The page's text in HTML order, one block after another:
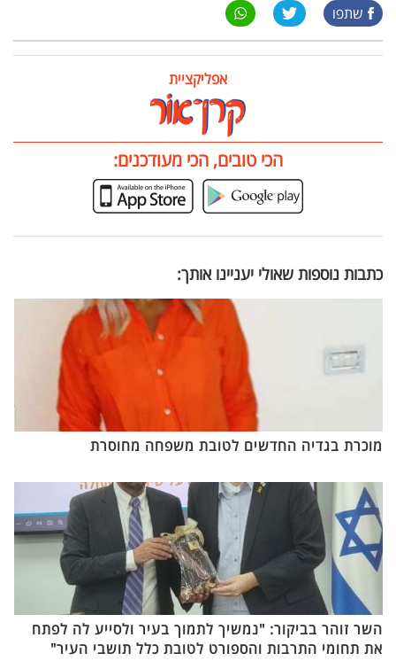
שתפו
אפליקציית
הכי טובים, הכי מעודכנים:
כתבות נוספות שאולי יעניינו אותך:
מוכרת בגדיה החדשים לטובת משפחה מחוסרת
השר זוהר בביקור: "נמשיך לתמוך בעיר ולסייע לה לפתח
את תחומי התרבות והספורט לטובת כלל תושבי העיר"